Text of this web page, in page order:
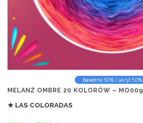
bawełna 50% / akryl 50%
MELANŻ OMBRE 20 KOLORÓW – MO009
★ LAS COLORADAS